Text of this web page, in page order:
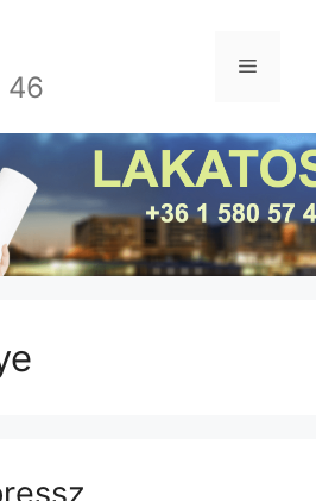
46
Menü